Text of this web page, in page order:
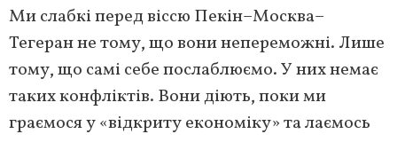
Ми слабкі перед віссю Пекін–Москва–
Тегеран не тому, що вони непереможні. Лише
тому, що самі себе послаблюємо. У них немає
таких конфліктів. Вони діють, поки ми
граємося у «відкриту економіку» та лаємось